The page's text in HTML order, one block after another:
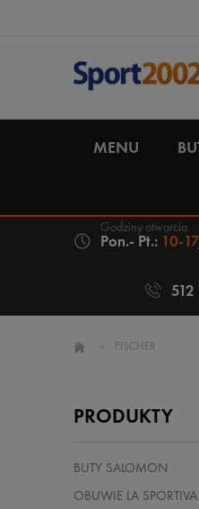
MENU
Pon.- Pt.: 10-17
» FISCHER
PRODUKTY
BUTY SALOMON
OBUWIE LA SPORTIVA